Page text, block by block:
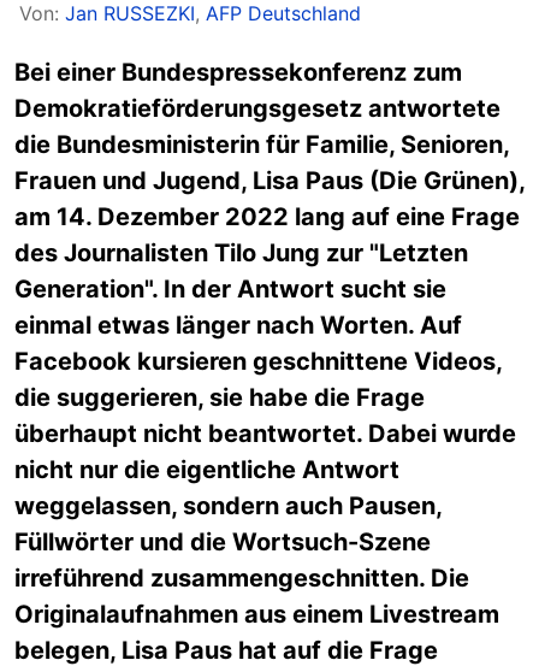
Von: Jan RUSSEZKI, AFP Deutschland
Bei einer Bundespressekonferenz zum
Demokratieförderungsgesetz antwortete
die Bundesministerin für Familie, Senioren,
Frauen und Jugend, Lisa Paus (Die Grünen),
am 14. Dezember 2022 lang auf eine Frage
des Journalisten Tilo Jung zur "Letzten
Generation". In der Antwort sucht sie
einmal etwas länger nach Worten. Auf
Facebook kursieren geschnittene Videos,
die suggerieren, sie habe die Frage
überhaupt nicht beantwortet. Dabei wurde
nicht nur die eigentliche Antwort
weggelassen, sondern auch Pausen,
Füllwörter und die Wortsuch-Szene
irreführend zusammengeschnitten. Die
Originalaufnahmen aus einem Livestream
belegen, Lisa Paus hat auf die Frage